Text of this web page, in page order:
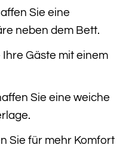
Sie eine
neben dem Bett.
Gäste mit einem
Sie eine weiche
Sie für mehr Komfort